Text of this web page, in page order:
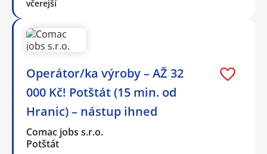
včerejší
Operátor/ka výroby – AŽ 32
000 Kč! Potštát (15 min. od
Hranic) – nástup ihned
Comac jobs s.r.o.
Potštát